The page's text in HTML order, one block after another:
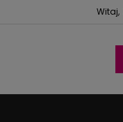
Witaj,